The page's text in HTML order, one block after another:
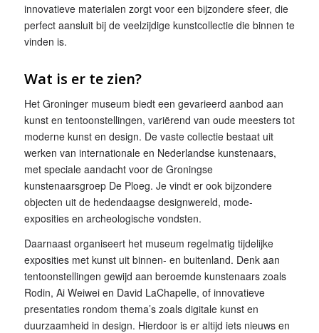
innovatieve materialen zorgt voor een bijzondere sfeer, die
perfect aansluit bij de veelzijdige kunstcollectie die binnen te
vinden is.
Wat is er te zien?
Het Groninger museum biedt een gevarieerd aanbod aan
kunst en tentoonstellingen, variërend van oude meesters tot
moderne kunst en design. De vaste collectie bestaat uit
werken van internationale en Nederlandse kunstenaars,
met speciale aandacht voor de Groningse
kunstenaarsgroep De Ploeg. Je vindt er ook bijzondere
objecten uit de hedendaagse designwereld, mode-
exposities en archeologische vondsten.
Daarnaast organiseert het museum regelmatig tijdelijke
exposities met kunst uit binnen- en buitenland. Denk aan
tentoonstellingen gewijd aan beroemde kunstenaars zoals
Rodin, Ai Weiwei en David LaChapelle, of innovatieve
presentaties rondom thema’s zoals digitale kunst en
duurzaamheid in design. Hierdoor is er altijd iets nieuws en